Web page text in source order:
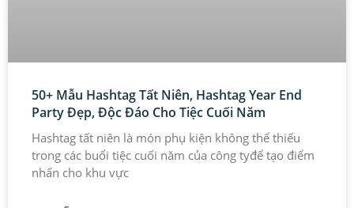
50+ Mẫu Hashtag Tất Niên, Hashtag Year End
Party Đẹp, Độc Đáo Cho Tiệc Cuối Năm
Hashtag tất niên là món phụ kiện không thể thiếu
trong các buổi tiệc cuối năm của công tyđể tạo điểm
nhấn cho khu vực